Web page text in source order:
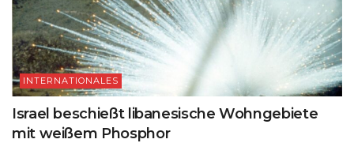
INTERNATIONALES
Israel beschießt libanesische Wohngebiete
mit weißem Phosphor